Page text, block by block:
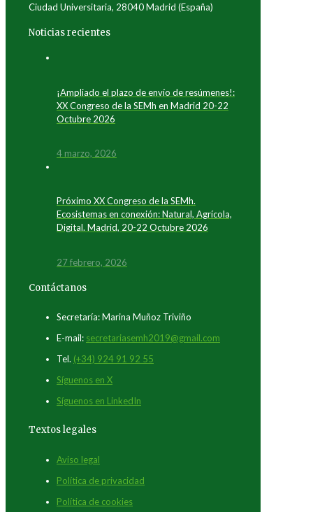
Ciudad Universitaria, 28040 Madrid (España)
Noticias recientes
¡Ampliado el plazo de envío de resúmenes!:
XX Congreso de la SEMh en Madrid 20-22
Octubre 2026
4 marzo, 2026
Próximo XX Congreso de la SEMh.
Ecosistemas en conexión: Natural, Agrícola,
Digital. Madrid, 20-22 Octubre 2026
27 febrero, 2026
Contáctanos
Secretaría: Marina Muñoz Triviño
E-mail: secretariasemh2019@gmail.com
Tel. (+34) 924 91 92 55
Síguenos en X
Síguenos en LinkedIn
Textos legales
Aviso legal
Política de privacidad
Política de cookies